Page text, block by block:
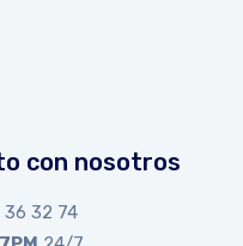
con nosotros
36 32 74